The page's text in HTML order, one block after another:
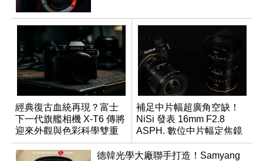
經典復古血統再現？富士
下一代旗艦相機 X-T6 傳將
迎來外觀與色彩科學雙重
優化
補足中片幅超廣角空缺！
NiSi 發表 16mm F2.8
ASPH. 數位中片幅定焦鏡
德韓光學大廠聯手打造！Samyang